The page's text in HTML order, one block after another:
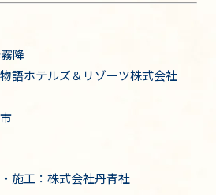
降
語ホテルズ＆リゾーツ株式会社
施工：株式会社丹青社